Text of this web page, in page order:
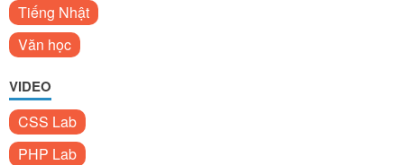
Tiếng Nhật
Văn học
VIDEO
CSS Lab
PHP Lab